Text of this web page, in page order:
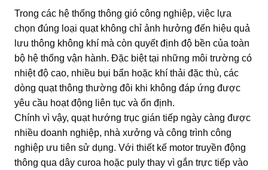
Trong các hệ thống thông gió công nghiệp, việc lựa
chọn đúng loại quạt không chỉ ảnh hưởng đến hiệu quả
lưu thông không khí mà còn quyết định độ bền của toàn
bộ hệ thống vận hành. Đặc biệt tại những môi trường có
nhiệt độ cao, nhiều bụi bẩn hoặc khí thải đặc thù, các
dòng quạt thông thường đôi khi không đáp ứng được
yêu cầu hoạt động liên tục và ổn định.
Chính vì vậy, quạt hướng trục gián tiếp ngày càng được
nhiều doanh nghiệp, nhà xưởng và công trình công
nghiệp ưu tiên sử dụng. Với thiết kế motor truyền động
thông qua dây curoa hoặc puly thay vì gắn trực tiếp vào